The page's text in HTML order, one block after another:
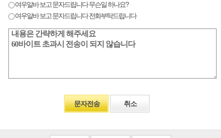
여우알바 보고 문자드립니다 무슨일 하나요?
여우알바 보고 문자드립니다 전화부탁드립니다
문자전송 취소